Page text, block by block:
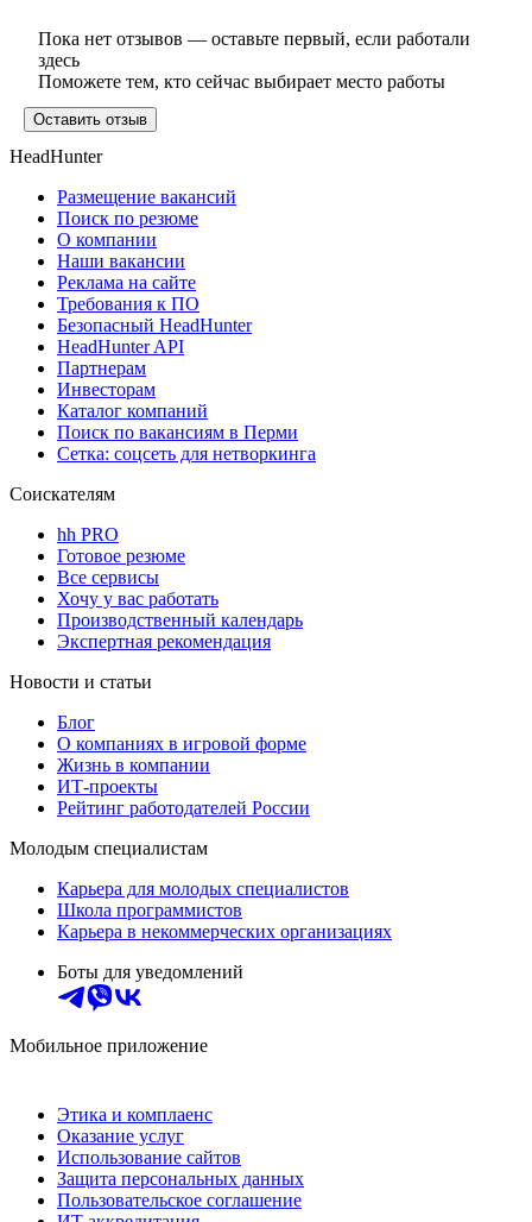
Пока нет отзывов — оставьте первый, если работали
здесь
Поможете тем, кто сейчас выбирает место работы
Оставить отзыв
HeadHunter
Размещение вакансий
Поиск по резюме
О компании
Наши вакансии
Реклама на сайте
Требования к ПО
Безопасный HeadHunter
HeadHunter API
Партнерам
Инвесторам
Каталог компаний
Поиск по вакансиям в Перми
Сетка: соцсеть для нетворкинга
Соискателям
hh PRO
Готовое резюме
Все сервисы
Хочу у вас работать
Производственный календарь
Экспертная рекомендация
Новости и статьи
Блог
О компаниях в игровой форме
Жизнь в компании
ИТ-проекты
Рейтинг работодателей России
Молодым специалистам
Карьера для молодых специалистов
Школа программистов
Карьера в некоммерческих организациях
Боты для уведомлений
Мобильное приложение
Этика и комплаенс
Оказание услуг
Использование сайтов
Защита персональных данных
Пользовательское соглашение